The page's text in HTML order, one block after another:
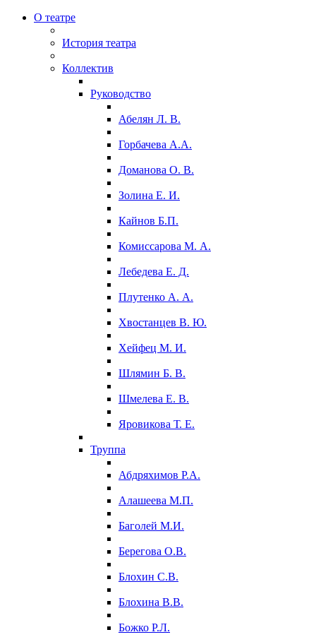
О театре
История театра
Коллектив
Руководство
Абелян Л. В.
Горбачева А.А.
Доманова О. В.
Золина Е. И.
Кайнов Б.П.
Комиссарова М. А.
Лебедева Е. Д.
Плутенко А. А.
Хвостанцев В. Ю.
Хейфец М. И.
Шлямин Б. В.
Шмелева Е. В.
Яровикова Т. Е.
Труппа
Абдряхимов Р.А.
Алашеева М.П.
Баголей М.И.
Берегова О.В.
Блохин С.В.
Блохина В.В.
Божко Р.Л.